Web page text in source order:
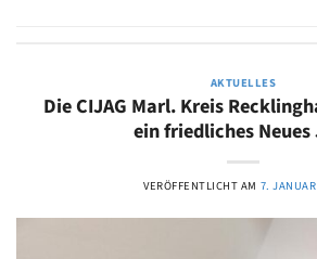
AKTUELLES
Die CIJAG Marl. Kreis
ein friedliches Neues
VERÖFFENTLICHT AM 7.